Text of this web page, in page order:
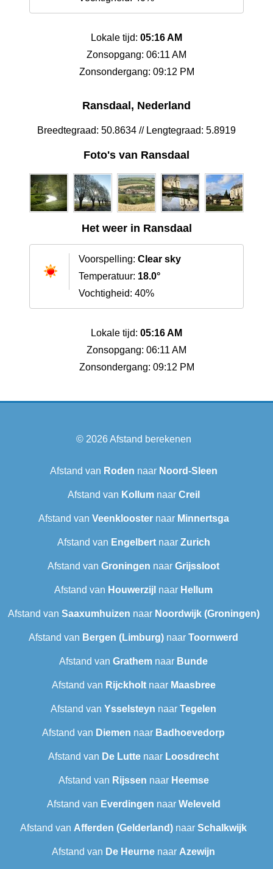
Lokale tijd: 05:16 AM
Zonsopgang: 06:11 AM
Zonsondergang: 09:12 PM
Ransdaal, Nederland
Breedtegraad: 50.8634 // Lengtegraad: 5.8919
Foto's van Ransdaal
Het weer in Ransdaal
Voorspelling: Clear sky
Temperatuur: 18.0°
Vochtigheid: 40%
Lokale tijd: 05:16 AM
Zonsopgang: 06:11 AM
Zonsondergang: 09:12 PM
© 2026Afstand berekenen
Afstand van Roden naar Noord-Sleen
Afstand van Kollumnaar Creil
Afstand van Veenkloosternaar Minnertsga
Afstand van Engelbertnaar Zurich
Afstand van Groningen naar Grijssloot
Afstand van Houwerzijl naar Hellum
Afstand van Saaxumhuizen naar Noordwijk (Groningen)
Afstand van Bergen (Limburg) naar Toornwerd
Afstand van Grathem naar Bunde
Afstand van Rijckholtnaar Maasbree
Afstand van Ysselsteyn naar Tegelen
Afstand van Diemen naar Badhoevedorp
Afstand van De Lutte naar Loosdrecht
Afstand van Rijssen naar Heemse
Afstand van Everdingen naar Weleveld
Afstand van Afferden (Gelderland) naar Schalkwijk
Afstand van De Heurne naar Azewijn